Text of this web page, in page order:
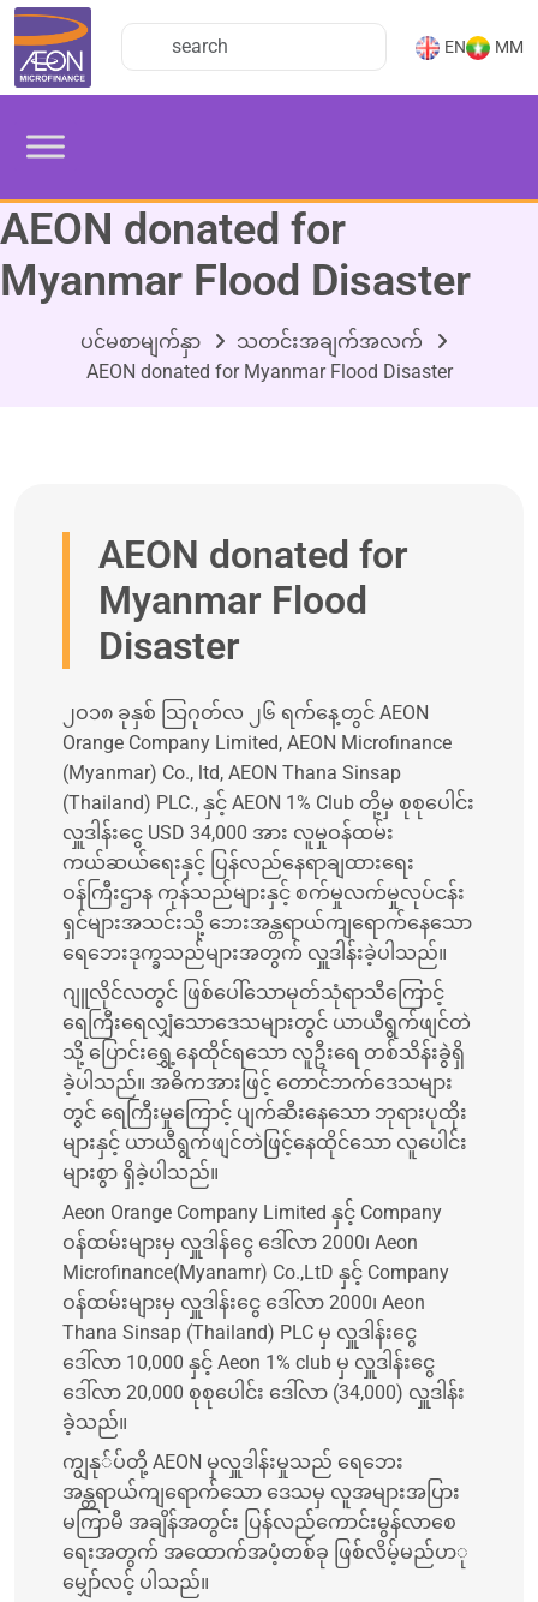
EN MM
AEON donated for
Myanmar Flood Disaster
ပင်မစာမျက်နှာ
သတင်းအချက်အလက်
AEON donated for Myanmar Flood Disaster
AEON donated for
Myanmar Flood
Disaster
၂ဝ၁၈ ခုနှစ် သြဂုတ်လ ၂၆ ရက်နေ့တွင် AEON
Orange Company Limited, AEON Microfinance
(Myanmar) Co., ltd, AEON Thana Sinsap
(Thailand) PLC., နှင့် AEON 1% Club တို့မှ စုစုပေါင်း
လှူဒါန်းငွေ USD 34,000 အား လူမှုဝန်ထမ်း
ကယ်ဆယ်ရေးနှင့် ပြန်လည်နေရာချထားရေး
ဝန်ကြီးဌာန ကုန်သည်များနှင့် စက်မှုလက်မှုလုပ်ငန်း
ရှင်များအသင်းသို့ ဘေးအန္တရာယ်ကျရောက်နေသော
ရေဘေးဒုက္ခသည်များအတွက် လှူဒါန်းခဲ့ပါသည်။
ဂျူလိုင်လတွင် ဖြစ်ပေါ်သောမုတ်သုံရာသီကြောင့်
ရေကြီးရေလျှံသောဒေသများတွင် ယာယီရွက်ဖျင်တဲ
သို့ ပြောင်းရွှေ့နေထိုင်ရသော လူဦးရေ တစ်သိန်းခွဲရှိ
ခဲ့ပါသည်။ အဓိကအားဖြင့် တောင်ဘက်ဒေသများ
တွင် ရေကြီးမှုကြောင့် ပျက်ဆီးနေသော ဘုရားပုထိုး
များနှင့် ယာယီရွက်ဖျင်တဲဖြင့်နေထိုင်သော လူပေါင်း
များစွာ ရှိခဲ့ပါသည်။
Aeon Orange Company Limited နှင့် Company
ဝန်ထမ်းများမှ လှူဒါန်ငွေ ဒေါ်လာ 2000၊ Aeon
Microfinance(Myanamr) Co.,LtD နှင့် Company
ဝန်ထမ်းများမှ လှူဒါန်းငွေ ဒေါ်လာ 2000၊ Aeon
Thana Sinsap (Thailand) PLC မှ လှူဒါန်းငွေ
ဒေါ်လာ 10,000 နှင့် Aeon 1% club မှ လှူဒါန်းငွေ
ဒေါ်လာ 20,000 စုစုပေါင်း ဒေါ်လာ (34,000) လှူဒါန်း
ခဲ့သည်။
ကျွနု်ပ်တို့ AEON မှလှူဒါန်းမှုသည် ရေဘေး
အန္တရာယ်ကျရောက်သော ဒေသမှ လူအများအပြား
မကြာမီ အချိန်အတွင်း ပြန်လည်ကောင်းမွန်လာစေ
ရေးအတွက် အထောက်အပံ့တစ်ခု ဖြစ်လိမ့်မည်ပာု
မျှော်လင့် ပါသည်။